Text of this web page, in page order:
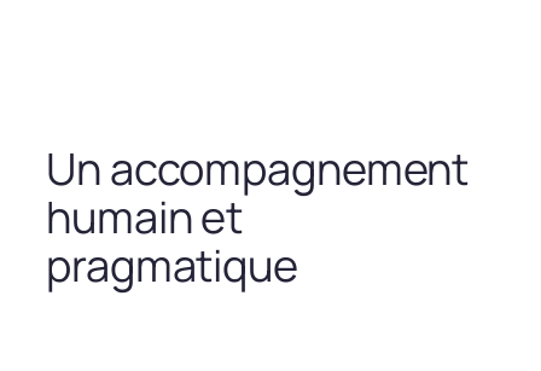
Un accompagnement
humain et
pragmatique